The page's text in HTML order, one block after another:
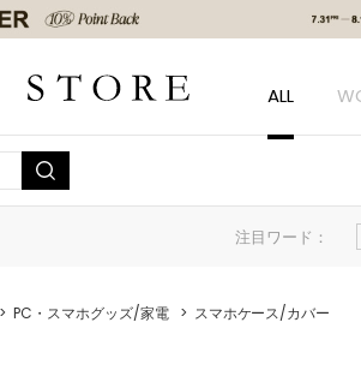
ALL
注目ワード：
PC・スマホグッズ/家電 スマホケース/カバー